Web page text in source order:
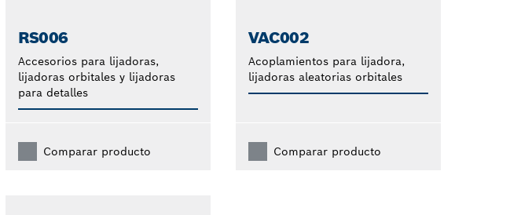
RS006
Accesorios para lijadoras,
lijadoras orbitales y lijadoras
para detalles
Comparar producto
VAC002
Acoplamientos para lijadora,
lijadoras aleatorias orbitales
Comparar producto